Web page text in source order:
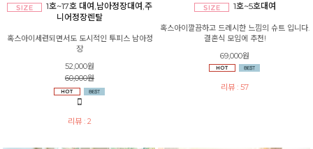
1호~17호 대여,남아정장대여,주
니어정장렌탈
혹스아이세련되면서도 도시적인 투피스 남아정
장
52,000원
60,000원
리뷰 : 2
1호~5호대여
혹스아이깔끔하고 드레시한 느낌의 슈트 입니다.
결혼식 모임에 추천!
69,000원
리뷰 : 57